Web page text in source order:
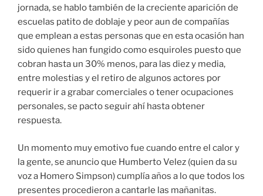
jornada, se hablo también de la creciente aparición de
escuelas patito de doblaje y peor aun de compañías
que emplean a estas personas que en esta ocasión han
sido quienes han fungido como esquiroles puesto que
cobran hasta un 30% menos, para las diez y media,
entre molestias y el retiro de algunos actores por
requerir ir a grabar comerciales o tener ocupaciones
personales, se pacto seguir ahí hasta obtener
respuesta.
Un momento muy emotivo fue cuando entre el calor y
la gente, se anuncio que Humberto Velez (quien da su
voz a Homero Simpson) cumplía años a lo que todos los
presentes procedieron a cantarle las mañanitas.